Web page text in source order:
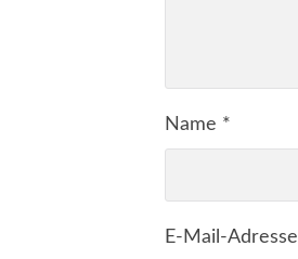
Name *
E-Mail-Adresse